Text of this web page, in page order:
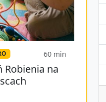
60 min
Robienia na